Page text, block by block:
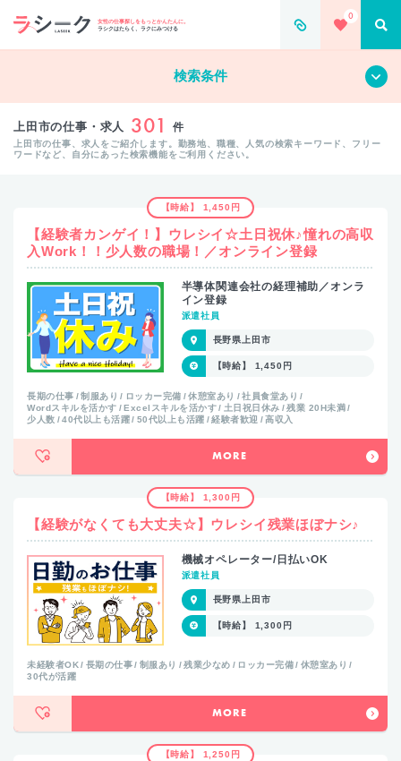
女性の仕事探しをもっとかんたんに。
ラシクはたらく、ラクにみつける
0
すべて クリア
検索条件
上田市の仕事・求人 301 件
上田市の仕事、求人をご紹介します。勤務地、職種、人気の検索キーワード、フリー
ワードなど、自分にあった検索機能をご利用ください。
【時給】 1,450円
【経験者カンゲイ！】ウレシイ☆土日祝休♪憧れの高収
入Work！！少人数の職場！／オンライン登録
半導体関連会社の経理補助／オンラ
イン登録
派遣社員
長野県上田市
【時給】 1,450円
長期の仕事 制服あり ロッカー完備 休憩室あり
社員食堂あり
Wordスキルを活かす
Excelスキルを活かす 土日祝日休み
残業 20H未満
少人数
40代以上も活躍 50代以上も活躍 経験者歓迎 高収入
MORE
【時給】 1,300円
【経験がなくても大丈夫☆】ウレシイ残業ほぼナシ♪
機械オペレーター/日払いOK
派遣社員
長野県上田市
【時給】 1,300円
未経験者OK 長期の仕事 制服あり 残業少なめ ロッカー完備
休憩室あり
30代が活躍
MORE
【時給】 1,250円